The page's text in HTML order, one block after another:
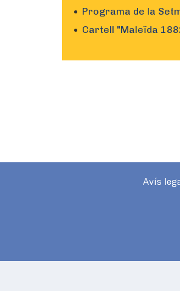
Programa de la
Cartell "Maleïda
Avís